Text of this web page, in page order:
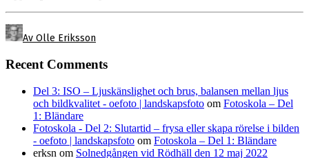
Av Olle Eriksson
Recent Comments
Del 3: ISO – Ljuskänslighet och brus, balansen mellan ljus
och bildkvalitet - oefoto | landskapsfoto om Fotoskola – Del
1: Bländare
Fotoskola - Del 2: Slutartid – frysa eller skapa rörelse i bilden
- oefoto | landskapsfoto om Fotoskola – Del 1: Bländare
erksn om Solnedgången vid Rödhäll den 12 maj 2022